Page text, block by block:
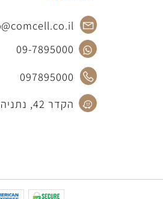
יצירת קשר
info@comcell.co.il
09-7895000
097895000